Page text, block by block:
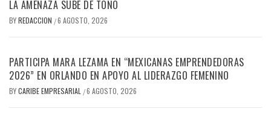
LA AMENAZA SUBE DE TONO
BYREDACCION /6 AGOSTO, 2026
PARTICIPA MARA LEZAMA EN “MEXICANAS EMPRENDEDORAS
2026” EN ORLANDO EN APOYO AL LIDERAZGO FEMENINO
BYCARIBE EMPRESARIAL /6 AGOSTO, 2026